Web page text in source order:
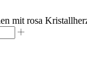
mit rosa